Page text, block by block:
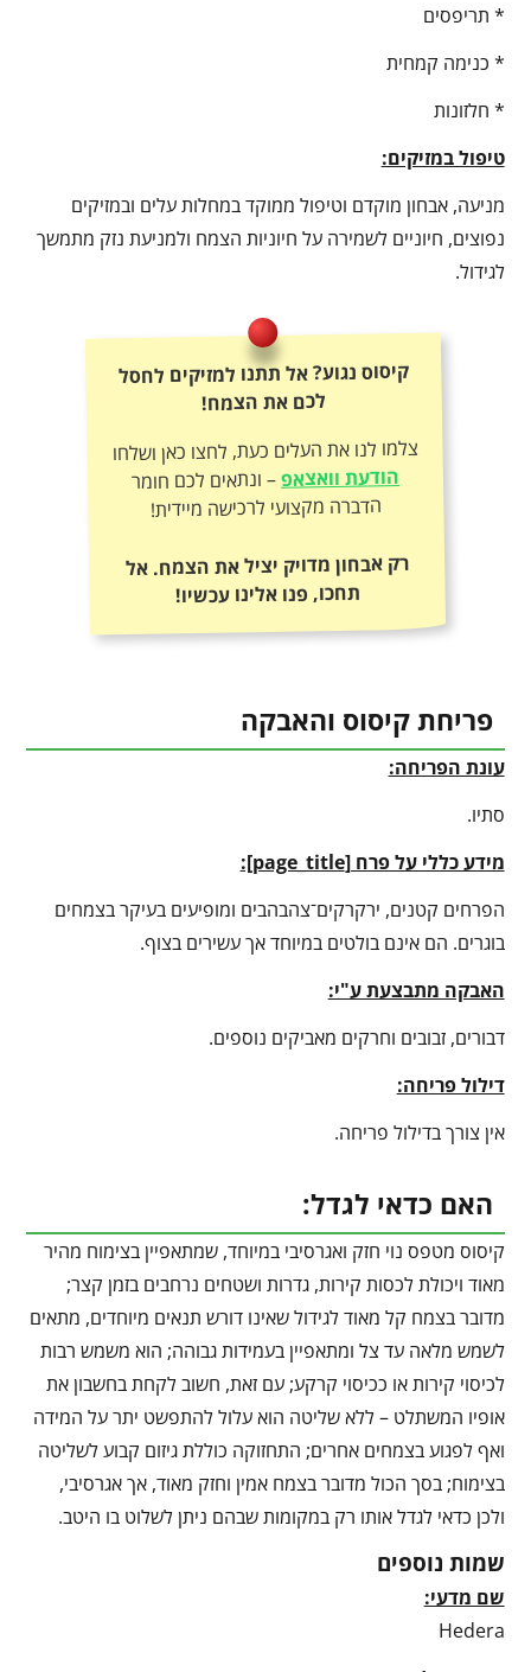
* תריפסים
* כנימה קמחית
* חלזונות
טיפול במזיקים:
מניעה, אבחון מוקדם וטיפול ממוקד במחלות עלים ובמזיקים
נפוצים, חיוניים לשמירה על חיוניות הצמח ולמניעת נזק מתמשך
לגידול.
קיסוס נגוע? אל תתנו למזיקים לחסל
לכם את הצמח!
צלמו לנו את העלים כעת, לחצו כאן ושלחו
הודעת וואצאפ– ונתאים לכם חומר
הדברה מקצועי לרכישה מיידית!
רק אבחון מדויק יציל את הצמח. אל
תחכו, פנו אלינו עכשיו!
פריחת קיסוס והאבקה
עונת הפריחה:
סתיו.
מידע כללי על פרח [page_title
]:
הפרחים קטנים, ירקרקים־צהבהבים ומופיעים בעיקר בצמחים
בוגרים. הם אינם בולטים במיוחד אך עשירים בצוף.
האבקה מתבצעת ע"י:
דבורים, זבובים וחרקים מאביקים נוספים.
דילול פריחה:
אין צורך בדילול פריחה.
האם כדאי לגדל:
קיסוס מטפס נוי חזק ואגרסיבי במיוחד, שמתאפיין בצימוח מהיר
מאוד ויכולת לכסות קירות, גדרות ושטחים נרחבים בזמן קצר;
מדובר בצמח קל מאוד לגידול שאינו דורש תנאים מיוחדים, מתאים
לשמש מלאה עד צל ומתאפיין בעמידות גבוהה; הוא משמש רבות
לכיסוי קירות או ככיסוי קרקע; עם זאת, חשוב לקחת בחשבון את
אופיו המשתלט – ללא שליטה הוא עלול להתפשט יתר על המידה
ואף לפגוע בצמחים אחרים; התחזוקה כוללת גיזום קבוע לשליטה
בצימוח; בסך הכול מדובר בצמח אמין וחזק מאוד, אך אגרסיבי,
ולכן כדאי לגדל אותו רק במקומות שבהם ניתן לשלוט בו היטב.
שמות נוספים
שם מדעי:
Hedera